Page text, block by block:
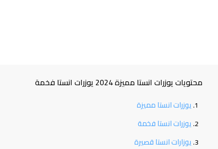
محتويات يوزرات انستا مميزة 2024 يوزرات انستا فخمة
يوزرات انستا مميزة
يوزرات انستا فخمة
يوزارات انستا قصيرة